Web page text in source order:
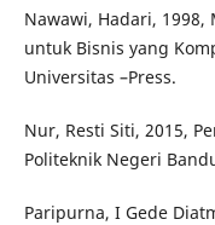
Nawawi, Hadari, 1998,
untuk Bisnis yang
Universitas –Press.
Nur, Resti Siti, 2015,
Politeknik Negeri
Paripurna, I Gede